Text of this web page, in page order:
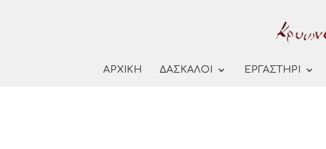
ΑΡΧΙΚΗ ΔΑΣΚΑΛΟΙ ΕΡΓΑΣΤΗΡΙ